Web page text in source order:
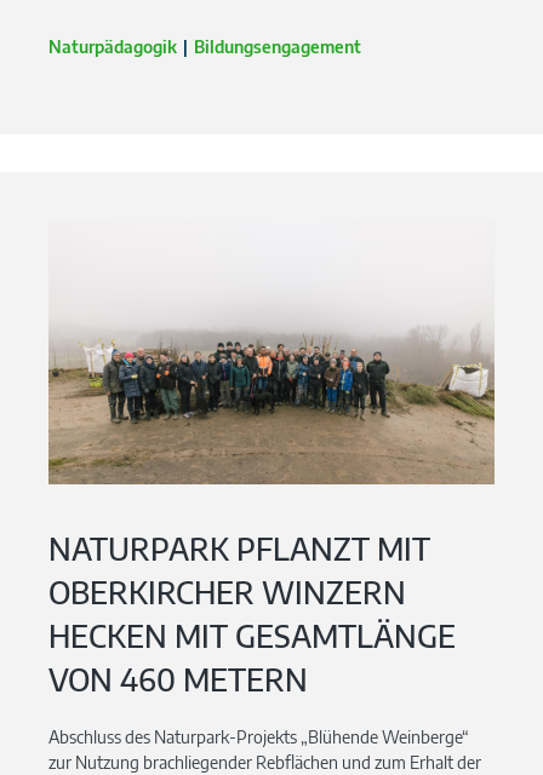
Naturpädagogik Bildungsengagement
NATURPARK PFLANZT MIT
OBERKIRCHER WINZERN
HECKEN MIT GESAMTLÄNGE
VON 460 METERN
Abschluss des Naturpark-Projekts „Blühende Weinberge“
zur Nutzung brachliegender Rebflächen und zum Erhalt der